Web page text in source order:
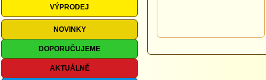
VÝPRODEJ
NOVINKY
DOPORUČUJEME
AKTUÁLNĚ